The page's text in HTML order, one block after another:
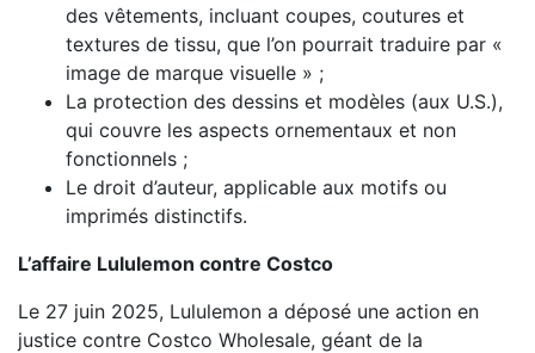
des vêtements, incluant coupes, coutures et
textures de tissu, que l’on pourrait traduire par «
image de marque visuelle » ;
La protection des dessins et modèles (aux U.S.),
qui couvre les aspects ornementaux et non
fonctionnels ;
Le droit d’auteur, applicable aux motifs ou
imprimés distinctifs.
L’affaire Lululemon contre Costco
Le 27 juin 2025, Lululemon a déposé une action en
justice contre Costco Wholesale, géant de la